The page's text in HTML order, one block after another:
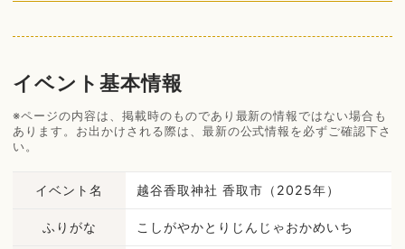
イベント基本情報
※ページの内容は、掲載時のものであり最新の情報ではない場合も
あります。お出かけされる際は、最新の公式情報を必ずご確認下さ
い。
イベント名 越谷香取神社 香取市（2025年）
ふりがな こしがやかとりじんじゃおかめいち